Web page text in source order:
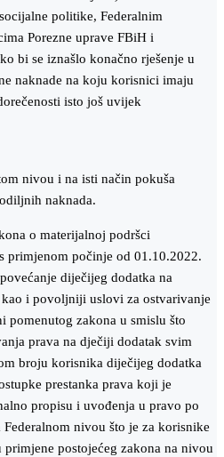
politike, Federalnim
Porezne uprave FBiH i
bi se iznašlo konačno rješenje u
naknade na koju korisnici imaju
isto još uvijek
nivou i na isti način pokuša
naknada.
o materijalnoj podršci
primjenom počinje od 01.10.2022.
diječijeg dodatka na
i povoljniji uslovi za ostvarivanje
pomenutog zakona u smislu što
prava na dječiji dodatak svim
broju korisnika diječijeg dodatka
prestanka prava koji je
propisu i uvođenja u pravo po
nivou što je za korisnike
postojećeg zakona na nivou